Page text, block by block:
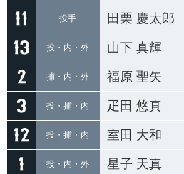
投手 田栗 慶太郎
投・内・外 山下 真輝
捕・内・外 福原 聖矢
投・捕・内 疋田 悠真
投・捕・内 室田 大和
投・内・外 星子 天真